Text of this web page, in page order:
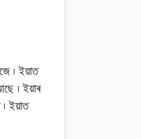
৷ ইয়াত
৷ ইয়াৰ
ইয়াত